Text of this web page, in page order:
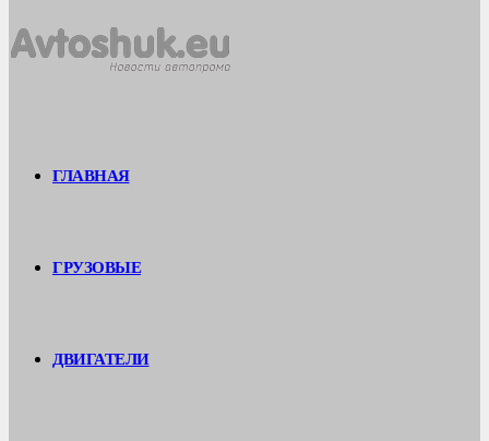
ГЛАВНАЯ
ГРУЗОВЫЕ
ДВИГАТЕЛИ